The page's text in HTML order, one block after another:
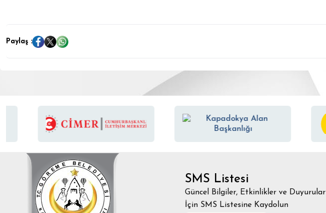
Paylaş :
SMS Listesi
Güncel Bilgiler, Etkinlikler ve Duyurular
İçin SMS Listesine Kaydolun